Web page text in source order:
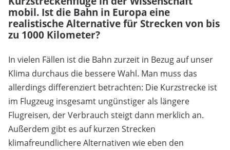
mobil. Ist die Bahn in Europa eine
realistische Alternative für Strecken von bis
zu 1000 Kilometer?
In vielen Fällen ist die Bahn zurzeit in Bezug auf unser
Klima durchaus die bessere Wahl. Man muss das
allerdings differenziert betrachten: Die Kurzstrecke ist
im Flugzeug insgesamt ungünstiger als längere
Flugreisen, der Verbrauch steigt dann merklich an.
Außerdem gibt es auf kurzen Strecken
klimafreundlichere Alternativen wie eben den